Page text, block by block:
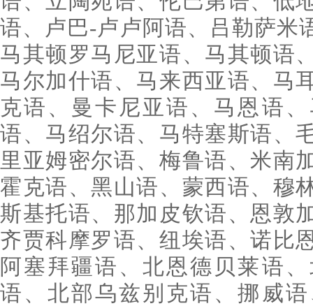
语、卢巴-卢卢阿语、吕勒萨米
马其顿罗马尼亚语、马其顿语
马尔加什语、马来西亚语、马
克语、曼卡尼亚语、马恩语
语、马绍尔语、马特塞斯语、
里亚姆密尔语、梅鲁语、米南
霍克语、黑山语、蒙西语、穆
斯基托语、那加皮钦语、恩敦
齐贾科摩罗语、纽埃语、诺比
阿塞拜疆语、北恩德贝莱语
语、北部乌兹别克语、挪威